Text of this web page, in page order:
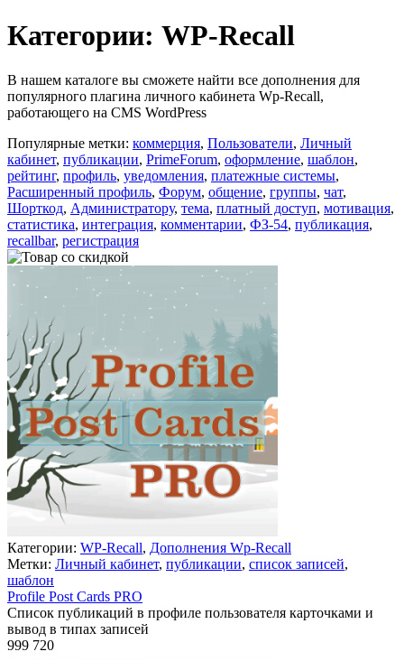
Категории: WP-Recall
В нашем каталоге вы сможете найти все дополнения для
популярного плагина личного кабинета Wp-Recall,
работающего на CMS WordPress
Популярные метки: коммерция, Пользователи, Личный
кабинет, публикации, PrimeForum, оформление, шаблон,
рейтинг, профиль, уведомления, платежные системы,
Расширенный профиль, Форум, общение, группы, чат,
Шорткод, Администратору, тема, платный доступ, мотивация,
статистика, интеграция, комментарии, ФЗ-54, публикация,
recallbar, регистрация
Категории: WP-Recall, Дополнения Wp-Recall
Метки: Личный кабинет, публикации, список записей,
шаблон
Profile Post Cards PRO
Список публикаций в профиле пользователя карточками и
вывод в типах записей
999 720